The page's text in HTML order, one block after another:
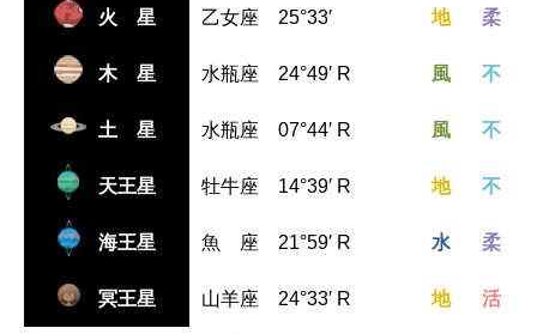
火 星 乙女座 25°33′ 地 柔
木 星 水瓶座 24°49′ R 風 不
土 星 水瓶座 07°44′ R 風 不
天王星 牡牛座 14°39′ R 地 不
海王星 魚 座 21°59′ R 水 柔
冥王星 山羊座 24°33′ R 地 活